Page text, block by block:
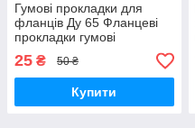
Гумові прокладки для
фланців Ду 65 Фланцеві
прокладки гумові
Ущільнювальні гумові
прокладки
25 ₴ 50 ₴
Купити